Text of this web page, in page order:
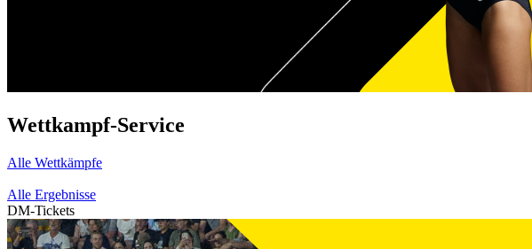
Wettkampf-Service
Alle Wettkämpfe
Alle Ergebnisse
DM-Tickets